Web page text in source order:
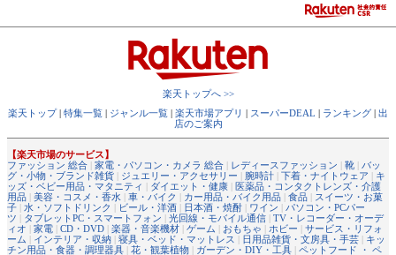
楽天トップへ >>
楽天トップ
特集一覧 ジャンル一覧 楽天市場アプリ スーパーDEAL ランキング
出
店のご案内
【楽天市場のサービス】
ファッション 総合
家電・パソコン・カメラ 総合 レディースファッション 靴
バッ
グ・小物・ブランド雑貨
ジュエリー・アクセサリー 腕時計 下着・ナイトウェア
キ
ッズ・ベビー用品・マタニティ
ダイエット・健康
医薬品・コンタクトレンズ・介護
用品
美容・コスメ・香水 車・バイク カー用品・バイク用品 食品
スイーツ・お菓
子
水・ソフトドリンク ビール・洋酒 日本酒・焼酎 ワイン
パソコン・PCパー
ツ
タブレットPC・スマートフォン 光回線・モバイル通信
TV・レコーダー・オーデ
ィオ
家電 CD・DVD 楽器・音楽機材 ゲーム おもちゃ ホビー
サービス・リフォ
ーム
インテリア・収納 寝具・ベッド・マットレス 日用品雑貨・文房具・手芸
キッ
チン用品・食器・調理器具
花・観葉植物 ガーデン・DIY・工具
ペットフード ・ ペ